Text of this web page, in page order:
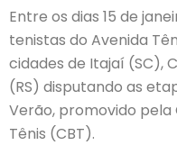
Entre os dias 15 de
tenistas do Avenida
cidades de Itajaí (SC),
(RS) disputando as
Verão, promovido pela
Tênis (CBT).